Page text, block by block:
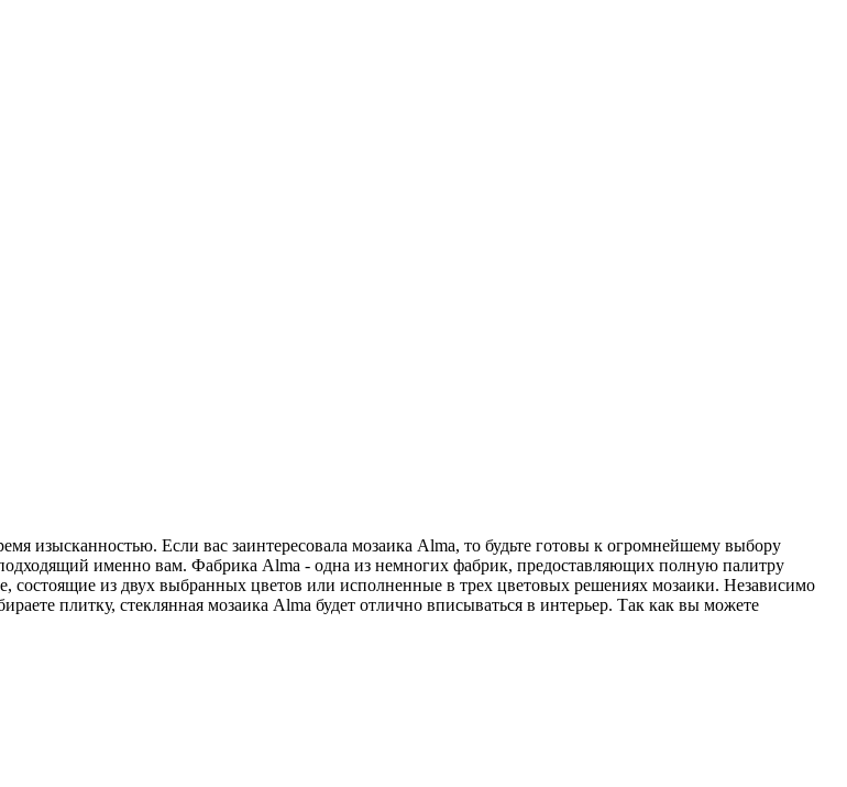
изысканностью. Если вас заинтересовала мозаика Alma, то будьте готовы к огромнейшему выбору
именно вам. Фабрика Alma - одна из немногих фабрик, предоставляющих полную палитру
состоящие из двух выбранных цветов или исполненные в трех цветовых решениях мозаики. Независимо
плитку, стеклянная мозаика Alma будет отлично вписываться в интерьер. Так как вы можете